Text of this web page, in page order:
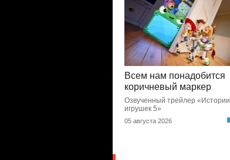
Всем нам понадобится
коричневый маркер
Озвученный трейлер «Истории
игрушек 5»
05 августа 2026